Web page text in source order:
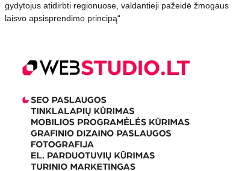
gydytojus atidirbti regionuose, valdantieji pažeidė žmogaus
laisvo apsisprendimo principą“